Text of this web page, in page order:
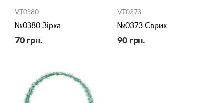
VT0380
№0380 Зірка
70 грн.
VT0373
№0373 Єврик
90 грн.